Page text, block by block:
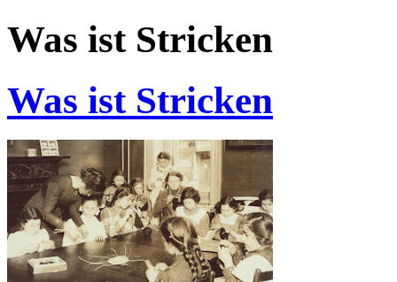
Was ist Stricken
Was ist Stricken